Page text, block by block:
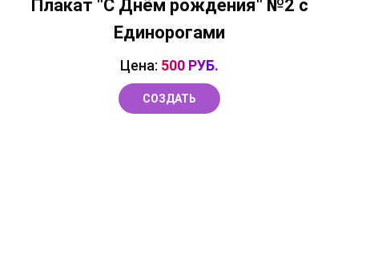
Плакат "С Днём рождения" №2 с
Единорогами
Цена: 500 РУБ.
СОЗДАТЬ